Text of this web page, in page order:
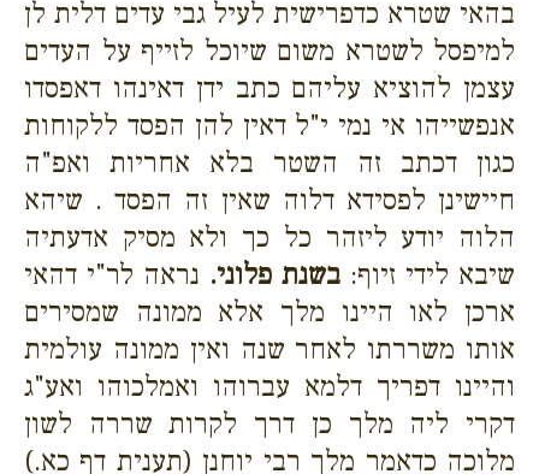
בהאי שטרא כדפרישית לעיל גבי עדים דלית לן
למיפסל לשטרא משום שיוכל לזייף על העדים
עצמן להוציא עליהם כתב ידן דאינהו דאפסדו
אנפשייהו אי נמי י"ל דאין להן הפסד ללקוחות
כגון דכתב זה השטר בלא אחריות ואפ"ה
חיישינן לפסידא דלוה שאין זה הפסד . שיהא
הלוה יודע ליזהר כל כך ולא מסיק אדעתיה
שיבא לידי זיוף: בשנת פלוני. נראה לר"י דהאי
ארכן לאו היינו מלך אלא ממונה שמסירים
אותו משררתו לאחר שנה ואין ממונה עולמית
והיינו דפריך דלמא עברוהו ואמלכוהו ואע"ג
דקרי ליה מלך כן דרך לקרות שררה לשון
מלוכה כדאמר מלך רבי יוחנן (תענית דף כא.)